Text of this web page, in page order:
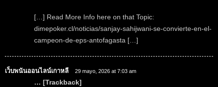
[…] Read More Info here on that Topic:
dimepoker.cl/noticias/sanjay-sahijwani-se-convierte-en-el-
campeon-de-eps-antofagasta […]
เว็บพนันออนไลน์เกาหลี 29 mayo, 2026 at 7:03 am
… [Trackback]